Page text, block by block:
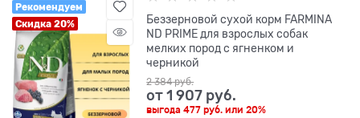
Рекомендуем
Скидка 20%
Беззерновой cухой корм FARMINA
ND PRIME для взрослых собак
мелких пород с ягненком и
черникой
2 384 руб.
от1 907 руб.
выгода477 руб. или20%